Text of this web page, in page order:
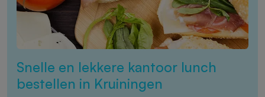
Snelle en lekkere kantoor lunch
bestellen in Kruiningen